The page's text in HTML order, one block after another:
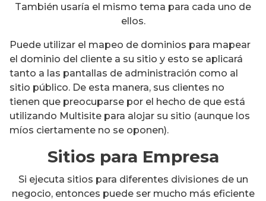
También usaría el mismo tema para cada uno de
ellos.
Puede utilizar el mapeo de dominios para mapear
el dominio del cliente a su sitio y esto se aplicará
tanto a las pantallas de administración como al
sitio público. De esta manera, sus clientes no
tienen que preocuparse por el hecho de que está
utilizando Multisite para alojar su sitio (aunque los
míos ciertamente no se oponen).
Sitios para Empresa
Si ejecuta sitios para diferentes divisiones de un
negocio, entonces puede ser mucho más eficiente